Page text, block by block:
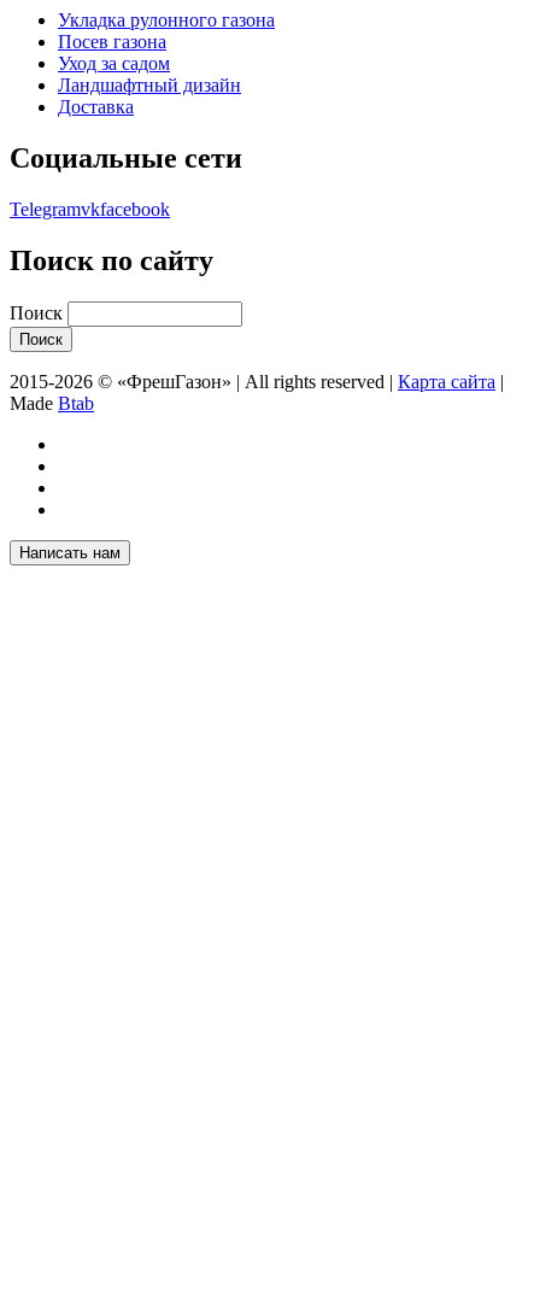
Укладка рулонного газона
Посев газона
Уход за садом
Ландшафтный дизайн
Доставка
Социальные сети
Telegramvkfacebook
Поиск по сайту
Поиск
2015-2026 © «ФрешГазон» | All rights reserved | Карта сайта |
Made Btab
Написать нам